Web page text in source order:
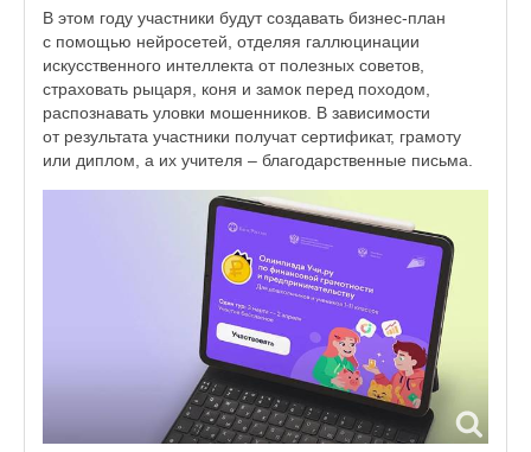
В этом году участники будут создавать бизнес-план
с помощью нейросетей, отделяя галлюцинации
искусственного интеллекта от полезных советов,
страховать рыцаря, коня и замок перед походом,
распознавать уловки мошенников. В зависимости
от результата участники получат сертификат, грамоту
или диплом, а их учителя – благодарственные письма.